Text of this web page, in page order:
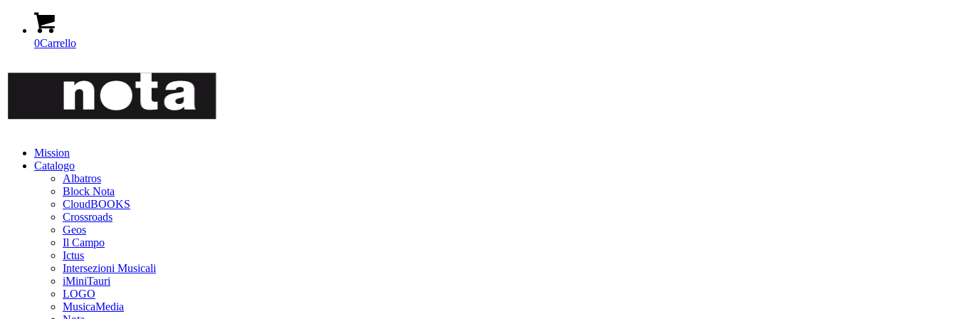
0Carrello
Mission
Catalogo
Albatros
Block Nota
CloudBOOKS
Crossroads
Geos
Il Campo
Ictus
Intersezioni Musicali
iMiniTauri
LOGO
MusicaMedia